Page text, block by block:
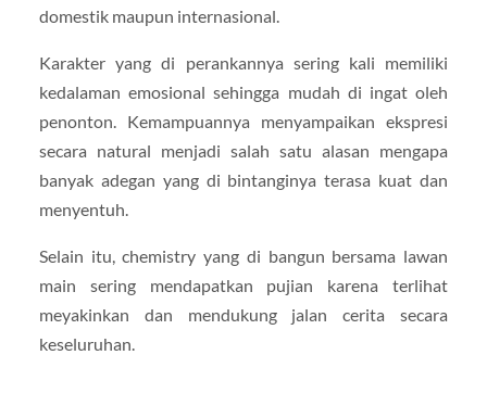
domestik maupun internasional.
Karakter yang di perankannya sering kali memiliki
kedalaman emosional sehingga mudah di ingat oleh
penonton. Kemampuannya menyampaikan ekspresi
secara natural menjadi salah satu alasan mengapa
banyak adegan yang di bintanginya terasa kuat dan
menyentuh.
Selain itu, chemistry yang di bangun bersama lawan
main sering mendapatkan pujian karena terlihat
meyakinkan dan mendukung jalan cerita secara
keseluruhan.